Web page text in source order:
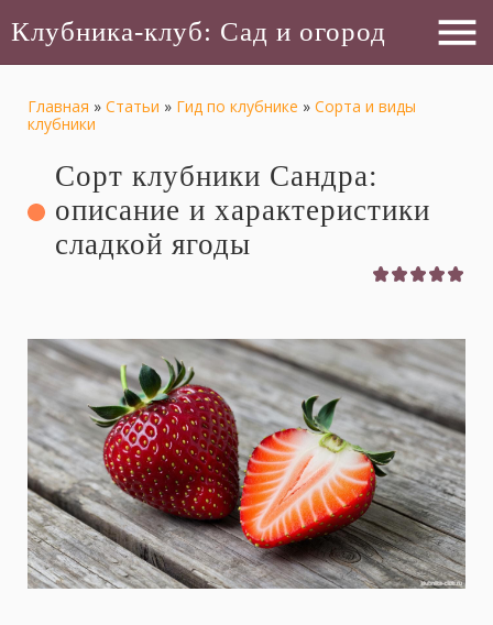
Клубника-клуб: Сад и огород menu
Главная » Статьи » Гид по клубнике » Сорта и виды
клубники
Сорт клубники Сандра:
описание и характеристики
сладкой ягоды